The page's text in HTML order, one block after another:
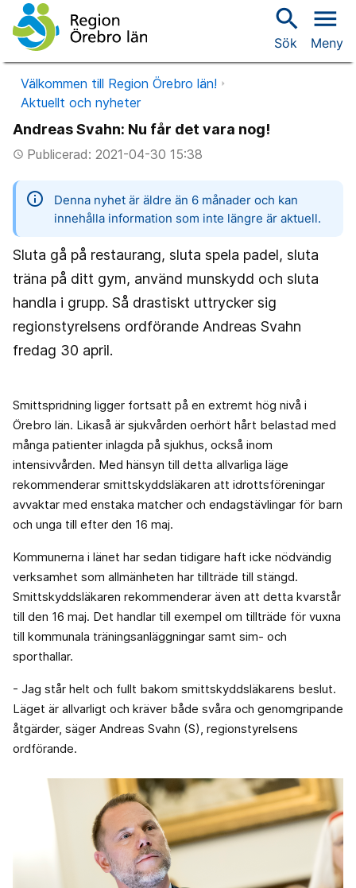
search
Sök
menu
Meny
Välkommen till Region Örebro län!
Aktuellt och nyheter
Andreas Svahn: Nu får det vara nog!
access_timePublicerad: 2021-04-30 15:38
information
Denna nyhet är äldre än 6 månader och kan
innehålla information som inte längre är aktuell.
Sluta gå på restaurang, sluta spela padel, sluta
träna på ditt gym, använd munskydd och sluta
handla i grupp. Så drastiskt uttrycker sig
regionstyrelsens ordförande Andreas Svahn
fredag 30 april.
Smittspridning ligger fortsatt på en extremt hög nivå i
Örebro län. Likaså är sjukvården oerhört hårt belastad med
många patienter inlagda på sjukhus, också inom
intensivvården. Med hänsyn till detta allvarliga läge
rekommenderar smittskyddsläkaren att idrottsföreningar
avvaktar med enstaka matcher och endagstävlingar för barn
och unga till efter den 16 maj.
Kommunerna i länet har sedan tidigare haft icke nödvändig
verksamhet som allmänheten har tillträde till stängd.
Smittskyddsläkaren rekommenderar även att detta kvarstår
till den 16 maj. Det handlar till exempel om tillträde för vuxna
till kommunala träningsanläggningar samt sim- och
sporthallar.
- Jag står helt och fullt bakom smittskyddsläkarens beslut.
Läget är allvarligt och kräver både svåra och genomgripande
åtgärder, säger Andreas Svahn (S), regionstyrelsens
ordförande.